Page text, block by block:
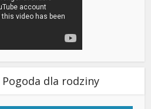
Pogoda dla rodziny